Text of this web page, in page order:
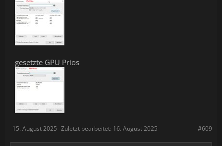
gesetzte GPU Prios
#609
15. August 2025 Zuletzt bearbeitet: 16. August 2025